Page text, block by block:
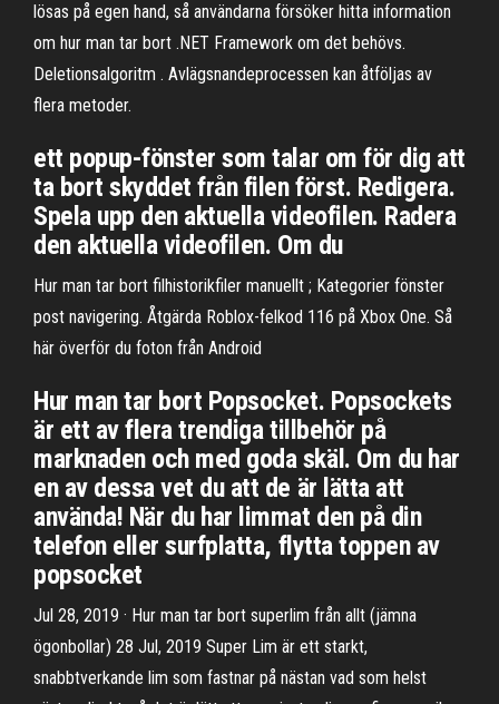
lösas på egen hand, så användarna försöker hitta information
om hur man tar bort .NET Framework om det behövs.
Deletionsalgoritm . Avlägsnandeprocessen kan åtföljas av
flera metoder.
ett popup-fönster som talar om för dig att
ta bort skyddet från filen först. Redigera.
Spela upp den aktuella videofilen. Radera
den aktuella videofilen. Om du
Hur man tar bort filhistorikfiler manuellt ; Kategorier fönster
post navigering. Åtgärda Roblox-felkod 116 på Xbox One. Så
här överför du foton från Android
Hur man tar bort Popsocket. Popsockets
är ett av flera trendiga tillbehör på
marknaden och med goda skäl. Om du har
en av dessa vet du att de är lätta att
använda! När du har limmat den på din
telefon eller surfplatta, flytta toppen av
popsocket
Jul 28, 2019 · Hur man tar bort superlim från allt (jämna
ögonbollar) 28 Jul, 2019 Super Lim är ett starkt,
snabbtverkande lim som fastnar på nästan vad som helst